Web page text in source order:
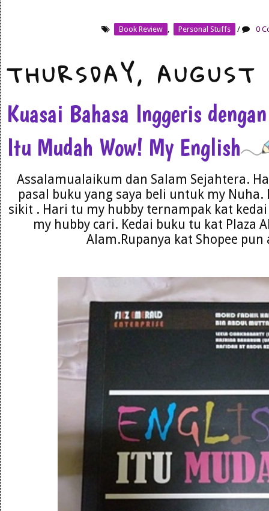
Book Review Personal Stuffs / 0
THURSDAY,
Kuasai Bahasa Inggeris
Itu Mudah Wow! My English
Assalamualaikum dan Salam Sejahtera.
pasal buku yang saya beli untuk my
sikit . Hari tu my hubby ternampak kat
my hubby cari. Kedai buku tu kat Plaza
Alam.Rupanya kat Shopee pun